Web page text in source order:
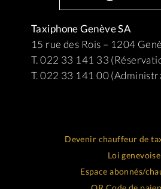
Taxiphone Genève SA
15 rue des Rois – 1204
T. 022 33 141 33
T. 022 33 141 00
Devenir chauffeur de
Loi genevoise
Espace abonnés/